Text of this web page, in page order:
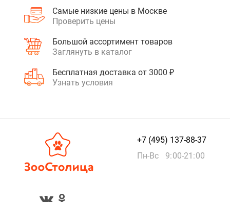
Самые низкие цены в Москве
Проверить цены
Большой ассортимент товаров
Заглянуть в каталог
Бесплатная доставка от 3000 ₽
Узнать условия
+7 (495) 137-88-37
Пн-Вс 9:00-21:00